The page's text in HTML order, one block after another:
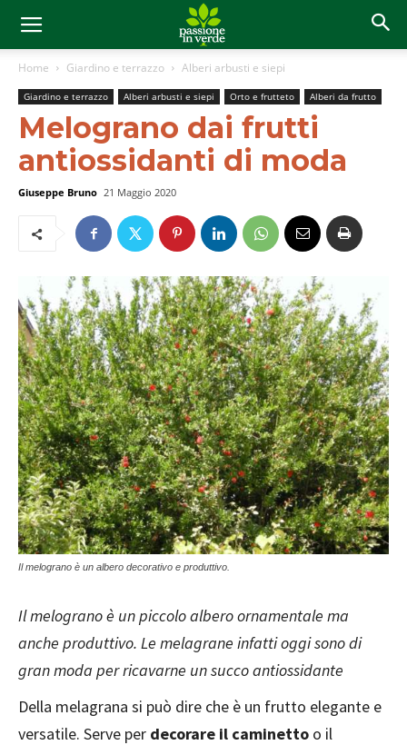
Home Giardino e terrazzo Alberi arbusti e siepi
Giardino e terrazzo Alberi arbusti e siepi Orto e frutteto Alberi da frutto
Melograno dai frutti
antiossidanti di moda
Giuseppe Bruno 21 Maggio 2020
Il melograno è un albero decorativo e produttivo.
Il melograno è un piccolo albero ornamentale ma
anche produttivo. Le melagrane infatti oggi sono di
gran moda per ricavarne un succo antiossidante
Della melagrana si può dire che è un frutto elegante e
versatile. Serve per decorare il caminetto o il